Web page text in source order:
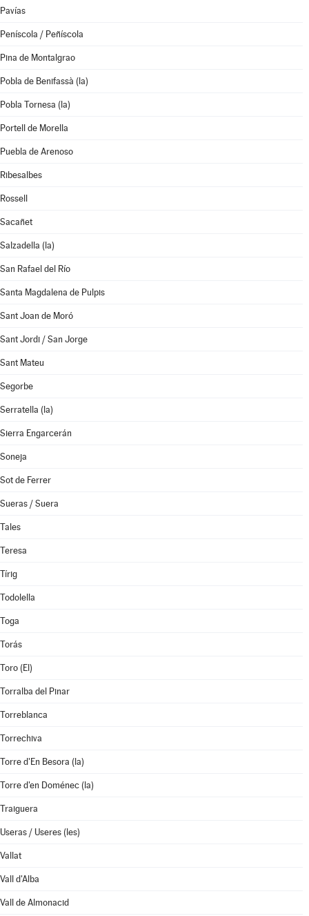
Pavías
Peníscola / Peñíscola
Pina de Montalgrao
Pobla de Benifassà (la)
Pobla Tornesa (la)
Portell de Morella
Puebla de Arenoso
Ribesalbes
Rossell
Sacañet
Salzadella (la)
San Rafael del Río
Santa Magdalena de Pulpis
Sant Joan de Moró
Sant Jordi / San Jorge
Sant Mateu
Segorbe
Serratella (la)
Sierra Engarcerán
Soneja
Sot de Ferrer
Sueras / Suera
Tales
Teresa
Tírig
Todolella
Toga
Torás
Toro (El)
Torralba del Pinar
Torreblanca
Torrechiva
Torre d'En Besora (la)
Torre d'en Doménec (la)
Traiguera
Useras / Useres (les)
Vallat
Vall d'Alba
Vall de Almonacid